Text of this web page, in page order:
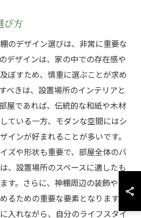
び方
のデザイン選びは、非常に重要な
デザインは、家の中での存在感や
ぼすため、慎重に選ぶことが求め
べきは、設置場所のインテリアと
屋であれば、伝統的な和紙や木材
ている一方、モダンな空間にはシ
インが好まれることが多いです。
ズや形状も重要で、部屋全体のバ
、設置場所のスペースに適したも
す。さらに、神棚周辺の装飾や配
るための重要な要素となります。
入れながら、自分のライフスタイ